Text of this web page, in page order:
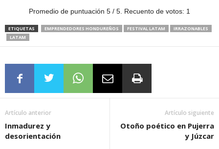
Promedio de puntuación 5 / 5. Recuento de votos: 1
ETIQUETAS EMPRENDEDORES HONDUREÑOS FESTIVAL LATAM
IRRAZONABLES
LATAM
Artículo anterior
Inmadurez y
desorientación
Artículo siguiente
Otoño poético en Pujerra
y Júzcar